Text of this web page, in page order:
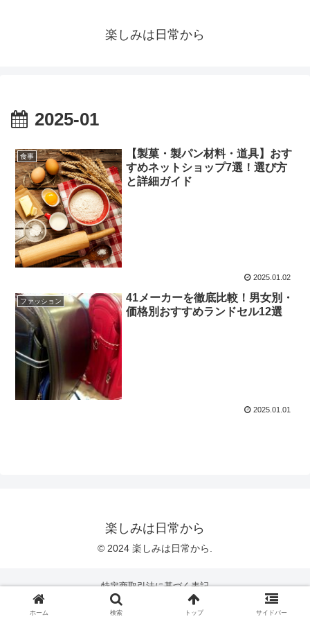
楽しみは日常から
2025-01
食事
【製菓・製パン材料・道具】おす
すめネットショップ7選！選び方
と詳細ガイド
2025.01.02
ファッション
41メーカーを徹底比較！男女別・
価格別おすすめランドセル12選
2025.01.01
楽しみは日常から
© 2024 楽しみは日常から.
ホーム 検索 トップ サイドバー
特定商取引法に基づく表記